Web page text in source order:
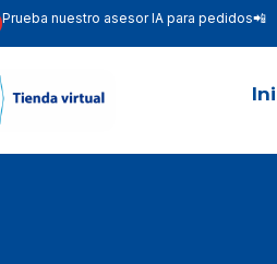
Prueba nuestro asesor IA para pedidos📲